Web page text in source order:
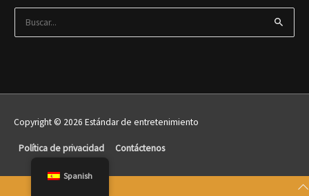
u
p
o
Copyright © 2026 Estándar de entretenimiento
Política de privacidad Contáctenos
Spanish
Scroll